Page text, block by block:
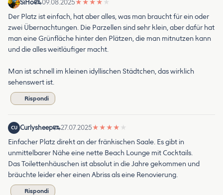
SiHo 09.08.2025★ ★ ★ ★ ★
Der Platz ist einfach, hat aber alles, was man braucht für ein oder
zwei Übernachtungen. Die Parzellen sind sehr klein, aber dafür hat
man eine Grünfläche hinter den Plätzen, die man mitnutzen kann
und die alles weitläufiger macht.
Man ist schnell im kleinen idyllischen Städtchen, das wirklich
sehenswert ist.
Rispondi
CU Curlysheep 27.07.2025★ ★ ★ ★ ★
Einfacher Platz direkt an der fränkischen Saale. Es gibt in
unmittelbarer Nähe eine nette Beach Lounge mit Cocktails.
Das Toilettenhäuschen ist absolut in die Jahre gekommen und
bräuchte leider eher einen Abriss als eine Renovierung.
Rispondi